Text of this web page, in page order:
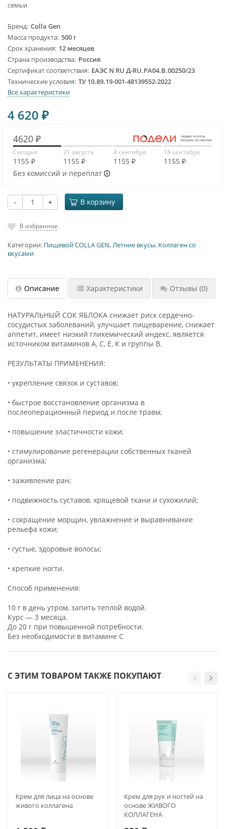
семьи
Бренд Colla Gen
Масса продукта 500 г
Срок хранения 12 месяцев
Страна производства Россия
Сертификат соответствия ЕАЭС N RU Д-RU.PA04.B.00250/23
Технические условия ТУ 10.89.19-001-48139552-2022
Все характеристики
4 620 ₽
4620 ₽
Сегодня
1155 ₽
21 августа
1155 ₽
4 сентября
1155 ₽
18 сентября
1155 ₽
Без комиссий и переплат
- + В корзину
В избранное
Категории: Пищевой COLLA GEN,Летние вкусы, Коллаген со
вкусами
Описание Характеристики Отзывы (0)
НАТУРАЛЬНЫЙ СОК ЯБЛОКА снижает риск сердечно-
сосудистых заболеваний, улучшает пищеварение, снижает
аппетит, имеет низкий гликемический индекс, является
источником витаминов А, С, Е, К и группы В.
РЕЗУЛЬТАТЫ ПРИМЕНЕНИЯ:
• укрепление связок и суставов;
• быстрое восстановление организма в
послеоперационный период и после травм;
• повышение эластичности кожи;
• стимулирование регенерации собственных тканей
организма;
• заживление ран;
• подвижность суставов, хрящевой ткани и сухожилий;
• сокращение морщин, увлажнение и выравнивание
рельефа кожи;
• густые, здоровые волосы;
• крепкие ногти.
Способ применения:
10 г в день утром, запить теплой водой.
Курс — 3 месяца.
До 20 г при повышенной потребности.
Без необходимости в витамине C
С ЭТИМ ТОВАРОМ ТАКЖЕ ПОКУПАЮТ
Крем для лица на основе
живого коллагена
Крем для рук и ногтей на
основе ЖИВОГО
КОЛЛАГЕНА